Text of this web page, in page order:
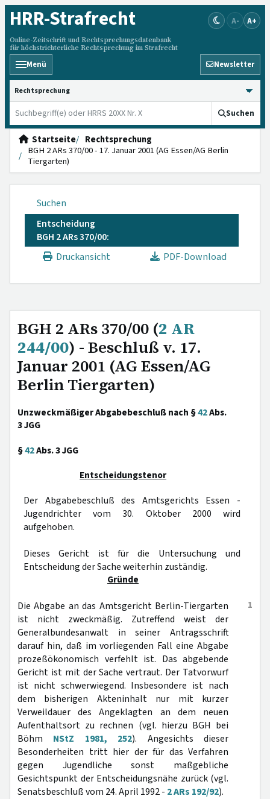
HRR-Strafrecht
Online-Zeitschrift und Rechtsprechungsdatenbank
für höchstrichterliche Rechtsprechung im Strafrecht
A- A+
Menü Newsletter
HRRS durchsuchen
Suchen
Startseite
Rechtsprechung
BGH 2 ARs 370/00 - 17. Januar 2001 (AG Essen/AG Berlin
Tiergarten)
Suchen
Entscheidung
BGH 2 ARs 370/00:
Druckansicht
PDF-Download
BGH 2 ARs 370/00 (2 AR
244/00) - Beschluß v. 17.
Januar 2001 (AG Essen/AG
Berlin Tiergarten)
Unzweckmäßiger Abgabebeschluß nach §42Abs.
3 JGG
§42Abs. 3 JGG
Entscheidungstenor
Der Abgabebeschluß des Amtsgerichts Essen -
Jugendrichter vom 30. Oktober 2000 wird
aufgehoben.
Dieses Gericht ist für die Untersuchung und
Entscheidung der Sache weiterhin zuständig.
Gründe
1
Die Abgabe an das Amtsgericht Berlin-Tiergarten
ist nicht zweckmäßig. Zutreffend weist der
Generalbundesanwalt in seiner Antragsschrift
darauf hin, daß im vorliegenden Fall eine Abgabe
prozeßökonomisch verfehlt ist. Das abgebende
Gericht ist mit der Sache vertraut. Der Tatvorwurf
ist nicht schwerwiegend. Insbesondere ist nach
dem bisherigen Akteninhalt nur mit kurzer
Verweildauer des Angeklagten an dem neuen
Aufenthaltsort zu rechnen (vgl. hierzu BGH bei
Böhm NStZ 1981, 252). Angesichts dieser
Besonderheiten tritt hier der für das Verfahren
gegen Jugendliche sonst maßgebliche
Gesichtspunkt der Entscheidungsnähe zurück (vgl.
Senatsbeschluß vom 24. April 1992 - 2 ARs 192/92).